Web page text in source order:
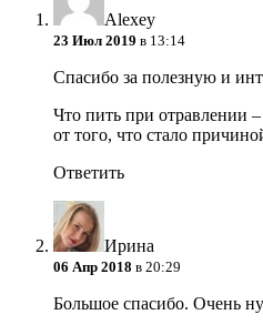
Alexey
23 Июл 2019 в 13:14
Спасибо за полезную и
Что пить при отравлении
от того, что стало
Ответить
Ирина
06 Апр 2018 в 20:29
Большое спасибо. Очень